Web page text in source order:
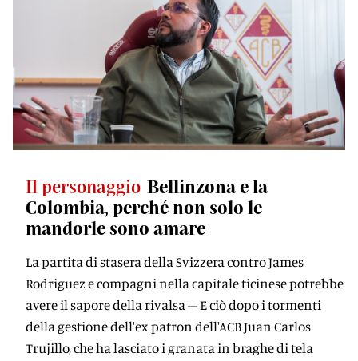
Il personaggio Bellinzona e la
Colombia, perché non solo le
mandorle sono amare
La partita di stasera della Svizzera contro James
Rodriguez e compagni nella capitale ticinese potrebbe
avere il sapore della rivalsa – E ciò dopo i tormenti
della gestione dell'ex patron dell'ACB Juan Carlos
Trujillo, che ha lasciato i granata in braghe di tela